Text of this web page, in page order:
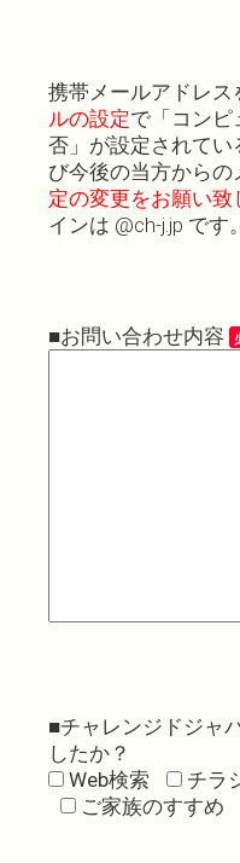
携帯メールアドレス
ルの設定で「コンピ
否」が設定されてい
び今後の当方から
定の変更をお願い致
インは @ch-j.jp です。
■お問い合わせ内容
■チャレンジドジャ
したか？
Web検索
チラ
ご家族のすすめ